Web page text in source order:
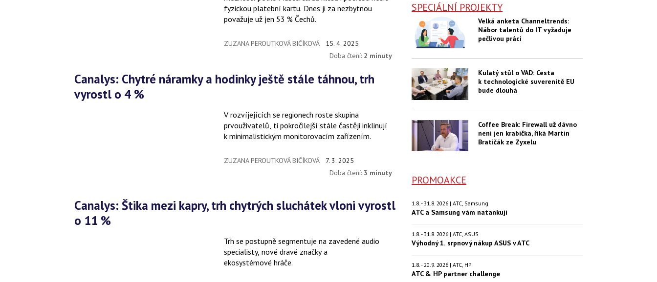
fyzickou platební kartu. Dnes ji za nezbytnou
považuje už jen 53 % Čechů.
ZUZANA PEROUTKOVÁ BIČÍKOVÁ
15. 4. 2025
Doba čtení: 2 minuty
Canalys: Chytré náramky a hodinky ještě stále táhnou, trh
vyrostl o 4 %
V rozvíjejících se regionech roste skupina
prvouživatelů, ti pokročilejší stále častěji inklinují
k minimalistickým monitorovacím zařízením.
ZUZANA PEROUTKOVÁ BIČÍKOVÁ
7. 3. 2025
Doba čtení: 3 minuty
Canalys: Štika mezi kapry, trh chytrých sluchátek vloni vyrostl
o 11 %
Trh se postupně segmentuje na zavedené audio
specialisty, nové dravé značky a
ekosystémové hráče.
SPECIÁLNÍ PROJEKTY
Velká anketa Channeltrends:
Nábor talentů do IT vyžaduje
pečlivou práci
Kulatý stůl o VAD: Cesta
k technologické suverenitě EU
bude dlouhá
Coffee Break: Firewall už dávno
není jen krabička, říká Martin
Bratičák ze Zyxelu
PROMOAKCE
1.8. - 31.8. 2026 | ATC, Samsung
ATC a Samsung vám natankují
1.8. - 31.8. 2026 | ATC, ASUS
Výhodný 1. srpnový nákup ASUS v ATC
1.8. - 20.9. 2026 | ATC, HP
ATC & HP partner challenge